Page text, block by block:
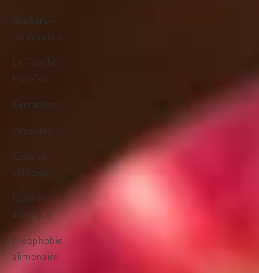
Ateliers-
conférences
La Touche
Héloïse
Extraction
Aromate
Cuisine
chinoise
Cuisine
asiatique
Néophobie
alimenaire